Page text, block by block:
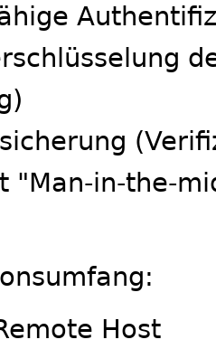
"Man-in-the-
Host